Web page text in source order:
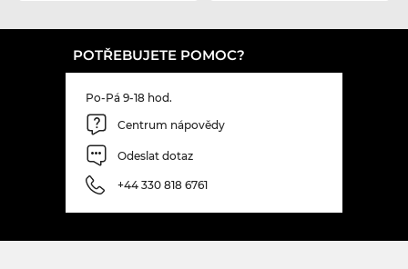
POTŘEBUJETE POMOC?
Po-Pá 9-18 hod.
Centrum nápovědy
Odeslat dotaz
+44 330 818 6761